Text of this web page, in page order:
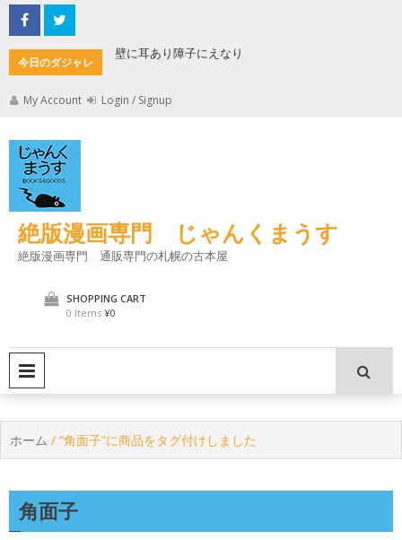
Skip
to
content
今日のダジャレ
んた 壁に耳あり障子にえなり
My Account Login / Signup
絶版漫画専門 じゃんくまうす
絶版漫画専門 通販専門の札幌の古本屋
SHOPPING CART
0 Items ¥0
ホーム / “角面子”に商品をタグ付けしました
角面子